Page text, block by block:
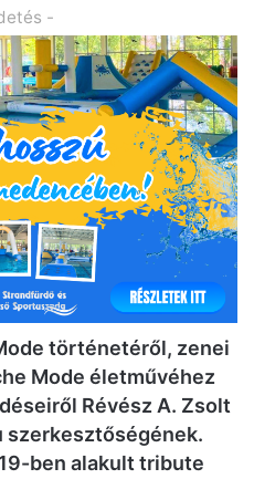
-
történetéről, zenei
Mode életművéhez
Révész A. Zsolt
szerkesztőségének.
ben alakult tribute